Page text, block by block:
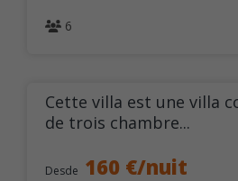
6
Cette villa est une villa
de trois chambre...
Desde 160 €/nuit